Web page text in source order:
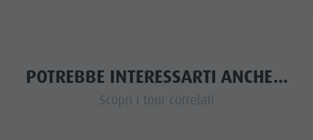
POTREBBE INTERESSARTI ANCHE...
Scopri i tour correlati